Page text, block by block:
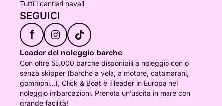
Tutti i cantieri navali
SEGUICI
f
Leader del noleggio barche
Con oltre 55.000 barche disponibili a noleggio con o
senza skipper (barche a vela, a motore, catamarani,
gommoni...), Click & Boat è il leader in Europa nel
noleggio imbarcazioni. Prenota un’uscita in mare con
grande facilità!